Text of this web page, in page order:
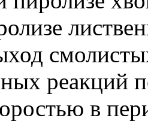
реакций
в